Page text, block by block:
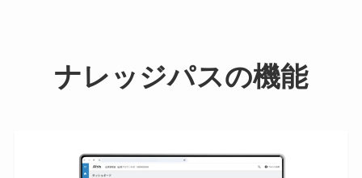
ナレッジパスの機能